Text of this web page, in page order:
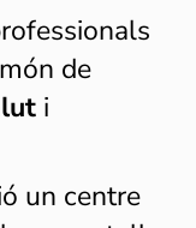
de
i
un centre